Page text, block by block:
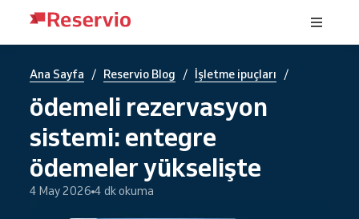
Ana Sayfa / Reservio Blog / İşletme ipuçları /
ödemeli rezervasyon
sistemi: entegre
ödemeler yükselişte
4 May 2026 4 dk okuma